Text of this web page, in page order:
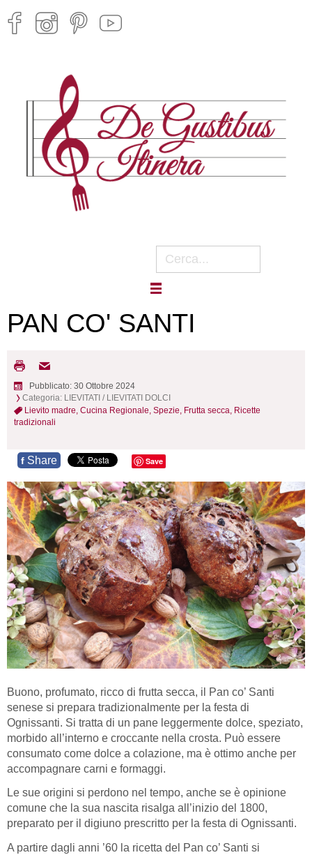
PAN CO' SANTI
Pubblicato: 30 Ottobre 2024
Categoria: LIEVITATI / LIEVITATI DOLCI
Lievito madre, Cucina Regionale, Spezie, Frutta secca, Ricette
tradizionali
f Share Save
Buono, profumato, ricco di frutta secca, il Pan co’ Santi
senese si prepara tradizionalmente per la festa di
Ognissanti. Si tratta di un pane leggermente dolce, speziato,
morbido all’interno e croccante nella crosta. Può essere
consumato come dolce a colazione, ma è ottimo anche per
accompagnare carni e formaggi.
Le sue origini si perdono nel tempo, anche se è opinione
comune che la sua nascita risalga all’inizio del 1800,
preparato per il digiuno prescritto per la festa di Ognissanti.
A partire dagli anni ’60 la ricetta del Pan co’ Santi si